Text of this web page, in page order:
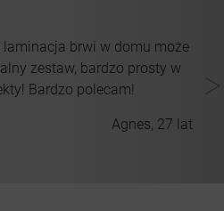
laminacja brwi w domu może
zestaw, bardzo prosty w
Bardzo polecam!
Agnes, 27 lat